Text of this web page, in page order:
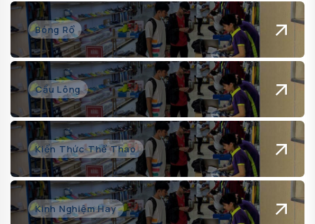
Bóng Rổ
Cầu Lông
Kiến Thức Thể Thao
Kinh Nghiệm Hay